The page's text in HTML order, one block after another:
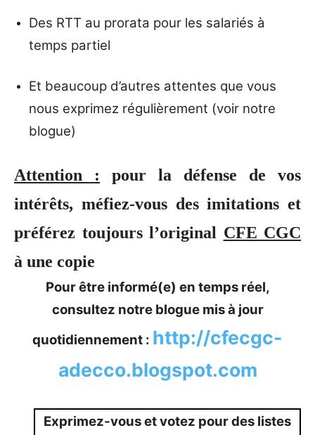
Des RTT au prorata pour les salariés à
temps partiel
Et beaucoup d’autres attentes que vous
nous exprimez régulièrement (voir notre
blogue)
Attention : pour la défense de vos
intérêts, méfiez-vous des imitations et
préférez toujours l’original CFE CGC
à une copie
Pour être informé(e) en temps réel,
consultez notre blogue mis à jour
quotidiennement : http://cfecgc-
adecco.blogspot.com
Exprimez-vous et votez pour des listes